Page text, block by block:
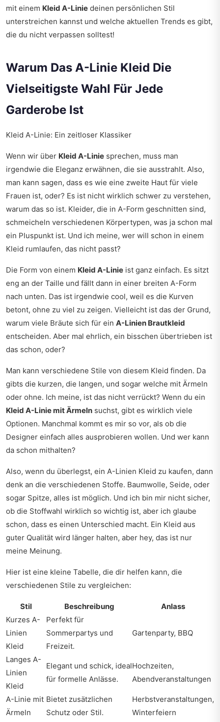
mit einem Kleid A-Linie deinen persönlichen Stil
unterstreichen kannst und welche aktuellen Trends es gibt,
die du nicht verpassen solltest!
Warum Das A-Linie Kleid Die
Vielseitigste Wahl Für Jede
Garderobe Ist
Kleid A-Linie: Ein zeitloser Klassiker
Wenn wir über Kleid A-Linie sprechen, muss man
irgendwie die Eleganz erwähnen, die sie ausstrahlt. Also,
man kann sagen, dass es wie eine zweite Haut für viele
Frauen ist, oder? Es ist nicht wirklich schwer zu verstehen,
warum das so ist. Kleider, die in A-Form geschnitten sind,
schmeicheln verschiedenen Körpertypen, was ja schon mal
ein Pluspunkt ist. Und ich meine, wer will schon in einem
Kleid rumlaufen, das nicht passt?
Die Form von einem Kleid A-Linie ist ganz einfach. Es sitzt
eng an der Taille und fällt dann in einer breiten A-Form
nach unten. Das ist irgendwie cool, weil es die Kurven
betont, ohne zu viel zu zeigen. Vielleicht ist das der Grund,
warum viele Bräute sich für ein A-Linien Brautkleid
entscheiden. Aber mal ehrlich, ein bisschen übertrieben ist
das schon, oder?
Man kann verschiedene Stile von diesem Kleid finden. Da
gibts die kurzen, die langen, und sogar welche mit Ärmeln
oder ohne. Ich meine, ist das nicht verrückt? Wenn du ein
Kleid A-Linie mit Ärmeln suchst, gibt es wirklich viele
Optionen. Manchmal kommt es mir so vor, als ob die
Designer einfach alles ausprobieren wollen. Und wer kann
da schon mithalten?
Also, wenn du überlegst, ein A-Linien Kleid zu kaufen, dann
denk an die verschiedenen Stoffe. Baumwolle, Seide, oder
sogar Spitze, alles ist möglich. Und ich bin mir nicht sicher,
ob die Stoffwahl wirklich so wichtig ist, aber ich glaube
schon, dass es einen Unterschied macht. Ein Kleid aus
guter Qualität wird länger halten, aber hey, das ist nur
meine Meinung.
Hier ist eine kleine Tabelle, die dir helfen kann, die
verschiedenen Stile zu vergleichen:
Stil Beschreibung
Anlass
Kurzes A-
Linien
Kleid
Perfekt für
Sommerpartys und
Freizeit.
Gartenparty, BBQ
Langes A-
Linien
Kleid
Elegant und schick, ideal
für formelle Anlässe.
Hochzeiten,
Abendveranstaltungen
A-Linie mit
Ärmeln
Bietet zusätzlichen
Schutz oder Stil.
Herbstveranstaltungen,
Winterfeiern